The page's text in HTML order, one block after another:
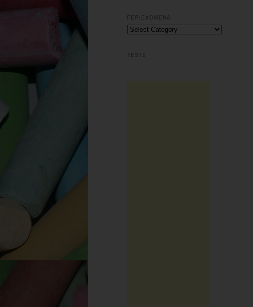
r
c
h
ΠΕΡΙΕΧΟΜΕΝΑ
Περιεχομενα
TEST2